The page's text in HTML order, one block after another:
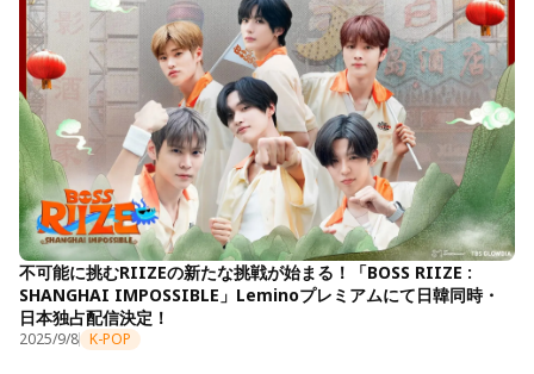
不可能に挑むRIIZEの新たな挑戦が始まる！「BOSS RIIZE :
SHANGHAI IMPOSSIBLE」Leminoプレミアムにて日韓同時・
日本独占配信決定！
2025/9/8 K-POP